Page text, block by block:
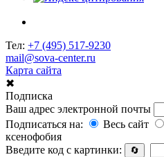
Тел: +7 (495) 517-9230
mail@sova-center.ru
Карта сайта
✖
Подписка
Ваш адрес электронной почты
Подписаться на:
Весь сайт
ксенофобия
Введите код с картинки:
🔄